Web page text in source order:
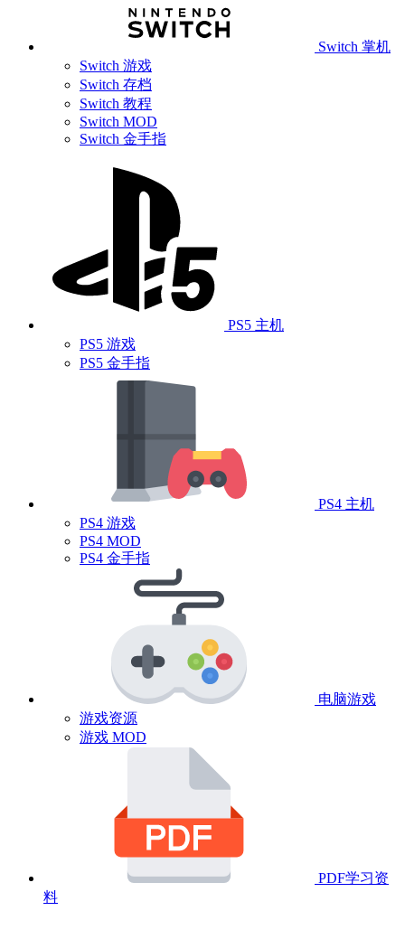
Switch 掌机
Switch 游戏
Switch 存档
Switch 教程
Switch MOD
Switch 金手指
PS5 主机
PS5 游戏
PS5 金手指
PS4 主机
PS4 游戏
PS4 MOD
PS4 金手指
电脑游戏
游戏资源
游戏 MOD
PDF学习资
料